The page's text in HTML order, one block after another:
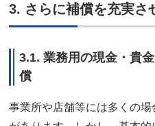
3. さらに補償を充実さ
3.1. 業務用の現金・貴
償
事業所や店舗等には多くの